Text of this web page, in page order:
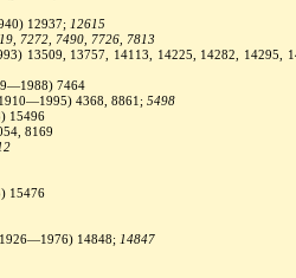
12937; 12615
7272, 7490, 7726, 7813
13509, 13757, 14113, 14225, 14282, 14295,
7464
4368, 8861; 5498
15496
8169
15476
14848; 14847